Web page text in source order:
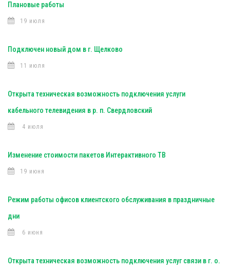
Плановые работы
19 июля
Подключен новый дом в г. Щелково
11 июля
Открыта техническая возможность подключения услуги
кабельного телевидения в р. п. Свердловский
4 июля
Изменение стоимости пакетов Интерактивного ТВ
19 июня
Режим работы офисов клиентского обслуживания в праздничные
дни
6 июня
Открыта техническая возможность подключения услуг связи в г. о.